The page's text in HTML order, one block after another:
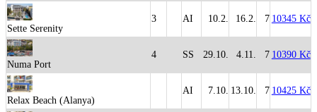
Sette Serenity
3 AI 10.2. 16.2. 7 10345 Kč
Numa Port
4 SS 29.10. 4.11. 7 10390 Kč
Relax Beach (Alanya)
AI 7.10. 13.10. 7 10425 Kč